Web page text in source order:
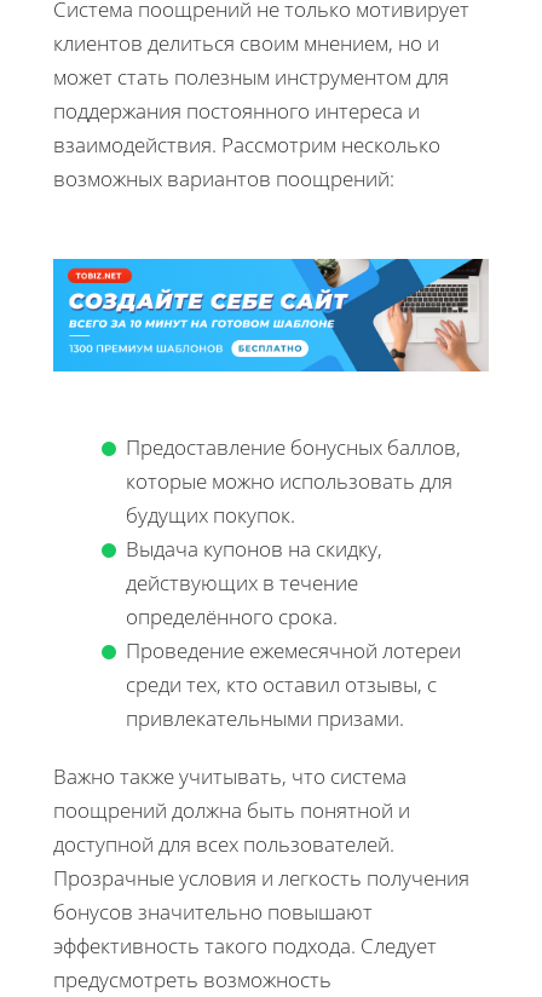
Система поощрений не только мотивирует
клиентов делиться своим мнением, но и
может стать полезным инструментом для
поддержания постоянного интереса и
взаимодействия. Рассмотрим несколько
возможных вариантов поощрений:
Предоставление бонусных баллов,
которые можно использовать для
будущих покупок.
Выдача купонов на скидку,
действующих в течение
определённого срока.
Проведение ежемесячной лотереи
среди тех, кто оставил отзывы, с
привлекательными призами.
Важно также учитывать, что система
поощрений должна быть понятной и
доступной для всех пользователей.
Прозрачные условия и легкость получения
бонусов значительно повышают
эффективность такого подхода. Следует
предусмотреть возможность